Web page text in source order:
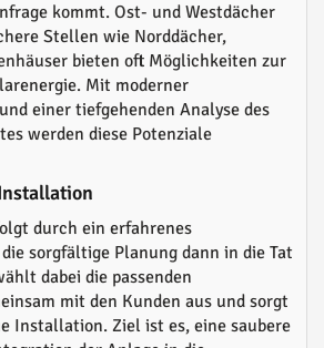
kommt. Ost- und Westdächer
Stellen wie Norddächer,
bieten oft Möglichkeiten zur
Mit moderner
einer tiefgehenden Analyse des
werden diese Potenziale
durch ein erfahrenes
sorgfältige Planung dann in die Tat
dabei die passenden
mit den Kunden aus und sorgt
Installation. Ziel ist es, eine saubere